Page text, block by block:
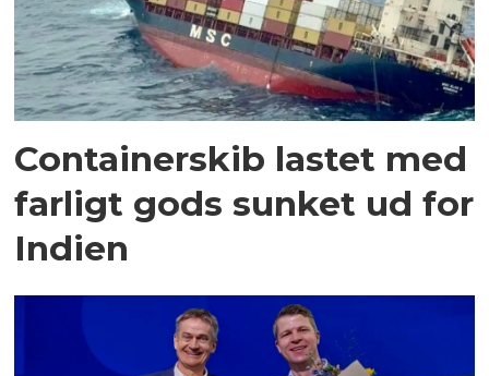
Containerskib lastet med
farligt gods sunket ud for
Indien